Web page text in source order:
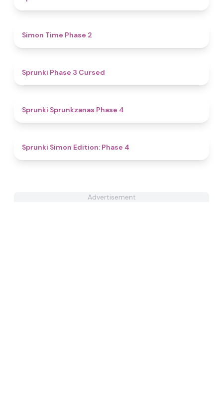
Simon Time Phase 2
Sprunki Phase 3 Cursed
Sprunki Sprunkzanas Phase 4
Sprunki Simon Edition: Phase 4
Advertisement